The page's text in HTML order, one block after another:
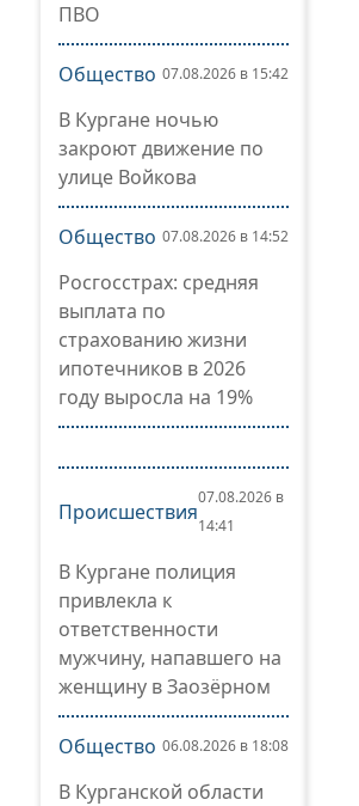
ПВО
Общество 07.08.2026 в 15:42
В Кургане ночью
закроют движение по
улице Войкова
Общество 07.08.2026 в 14:52
Росгосстрах: средняя
выплата по
страхованию жизни
ипотечников в 2026
году выросла на 19%
Происшествия
07.08.2026 в
14:41
В Кургане полиция
привлекла к
ответственности
мужчину, напавшего на
женщину в Заозёрном
Общество 06.08.2026 в 18:08
В Курганской области